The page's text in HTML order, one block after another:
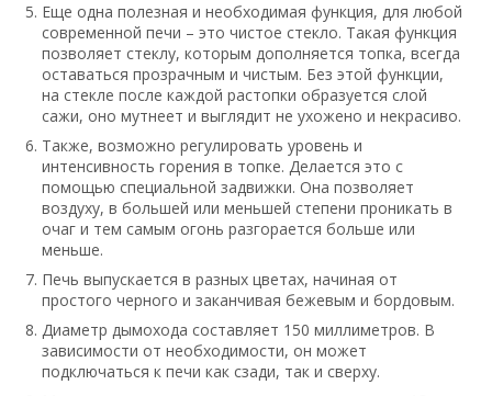
Еще одна полезная и необходимая функция, для любой
современной печи – это чистое стекло. Такая функция
позволяет стеклу, которым дополняется топка, всегда
оставаться прозрачным и чистым. Без этой функции,
на стекле после каждой растопки образуется слой
сажи, оно мутнеет и выглядит не ухожено и некрасиво.
Также, возможно регулировать уровень и
интенсивность горения в топке. Делается это с
помощью специальной задвижки. Она позволяет
воздуху, в большей или меньшей степени проникать в
очаг и тем самым огонь разгорается больше или
меньше.
Печь выпускается в разных цветах, начиная от
простого черного и заканчивая бежевым и бордовым.
Диаметр дымохода составляет 150 миллиметров. В
зависимости от необходимости, он может
подключаться к печи как сзади, так и сверху.